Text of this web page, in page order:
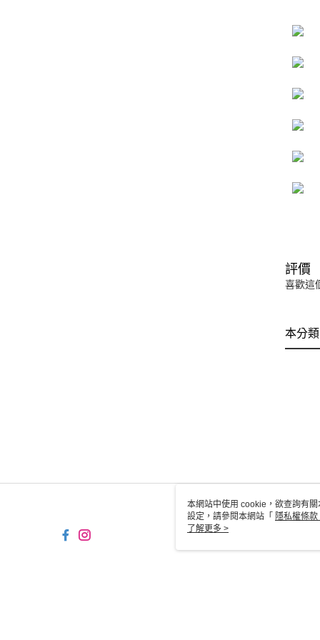
評價
喜歡這
本分
本網站中使用 cookie，欲查詢有
設定，請參閱本網站「 隱私權條款
使用 cookie。
了解更多 >